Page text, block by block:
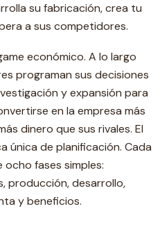
su fabricación, crea tu
a sus competidores.
económico. A lo largo
programan sus decisiones
y expansión para
en la empresa más
dinero que sus rivales. El
única de planificación. Cada
fases simples:
producción, desarrollo,
y beneficios.